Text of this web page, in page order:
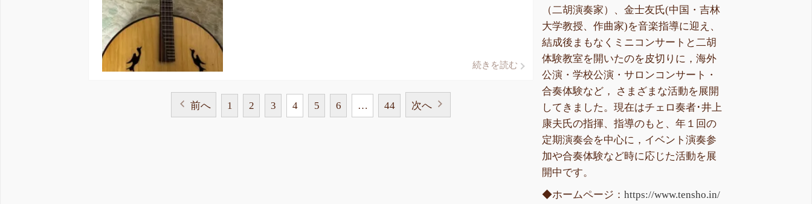
続きを読む
前へ 1 2 3 4 5 6 … 44 次へ
（二胡演奏家）、金士友氏(中国・吉林
大学教授、作曲家)を音楽指導に迎え、
結成後まもなくミニコンサートと二胡
体験教室を開いたのを皮切りに，海外
公演・学校公演・サロンコンサート・
合奏体験など， さまざまな活動を展開
してきました。現在はチェロ奏者･井上
康夫氏の指揮、指導のもと、年１回の
定期演奏会を中心に，イベント演奏参
加や合奏体験など時に応じた活動を展
開中です。
◆ホームページ： https://www.tensho.in/